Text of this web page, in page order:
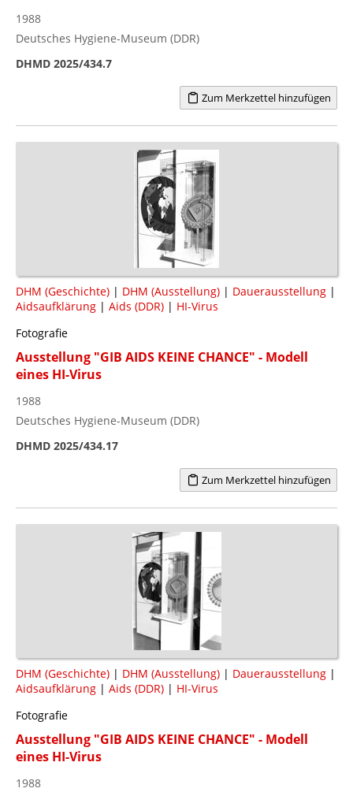
1988
Deutsches Hygiene-Museum (DDR)
DHMD 2025/434.7
Zum Merkzettel hinzufügen
DHM (Geschichte) | DHM (Ausstellung) | Dauerausstellung |
Aidsaufklärung | Aids (DDR) | HI-Virus
Fotografie
Ausstellung "GIB AIDS KEINE CHANCE" - Modell
eines HI-Virus
1988
Deutsches Hygiene-Museum (DDR)
DHMD 2025/434.17
Zum Merkzettel hinzufügen
DHM (Geschichte) | DHM (Ausstellung) | Dauerausstellung |
Aidsaufklärung | Aids (DDR) | HI-Virus
Fotografie
Ausstellung "GIB AIDS KEINE CHANCE" - Modell
eines HI-Virus
1988